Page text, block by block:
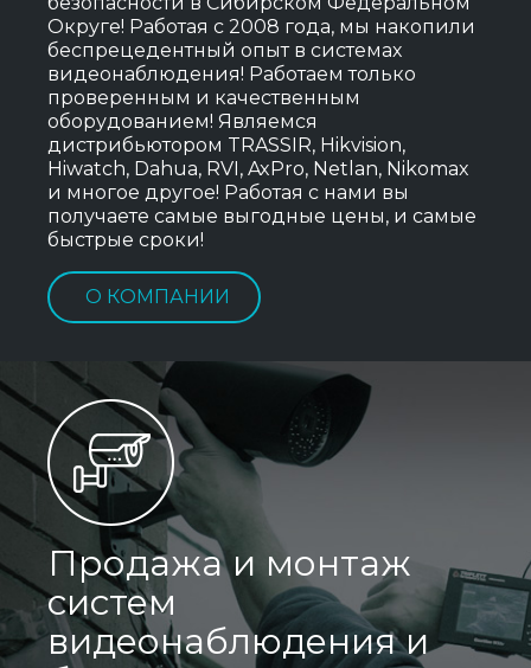
Округе! Работая с 2008 года, мы накопили
беспрецедентный опыт в системах
видеонаблюдения! Работаем только
проверенным и качественным
оборудованием! Являемся
дистрибьютором TRASSIR, Hikvision,
Hiwatch, Dahua, RVI, AxPro, Netlan, Nikomax
и многое другое! Работая с нами вы
получаете самые выгодные цены, и самые
быстрые сроки!
О КОМПАНИИ
Продажа и монтаж
систем
видеонаблюдения и